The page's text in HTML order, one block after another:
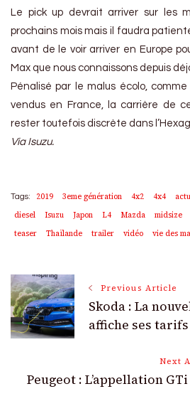
Le pick up devrait arriver sur les
prochains mois mais il faudra
avant de le voir arriver en Europe
Max que nous connaissons depuis
Pénalisé par le malus écolo,
vendus en France, la carrière de
rester toutefois discrète dans
Via Isuzu.
Tags: 2019 3eme génération 4x2 4x4
diesel
Isuzu Japon L4 Mazda midsize
teaser
Thaïlande trailer vidéo vie des
Post
Navigation
Previous Article
Skoda : La
affiche ses tarifs
Next
Peugeot : L’appellation